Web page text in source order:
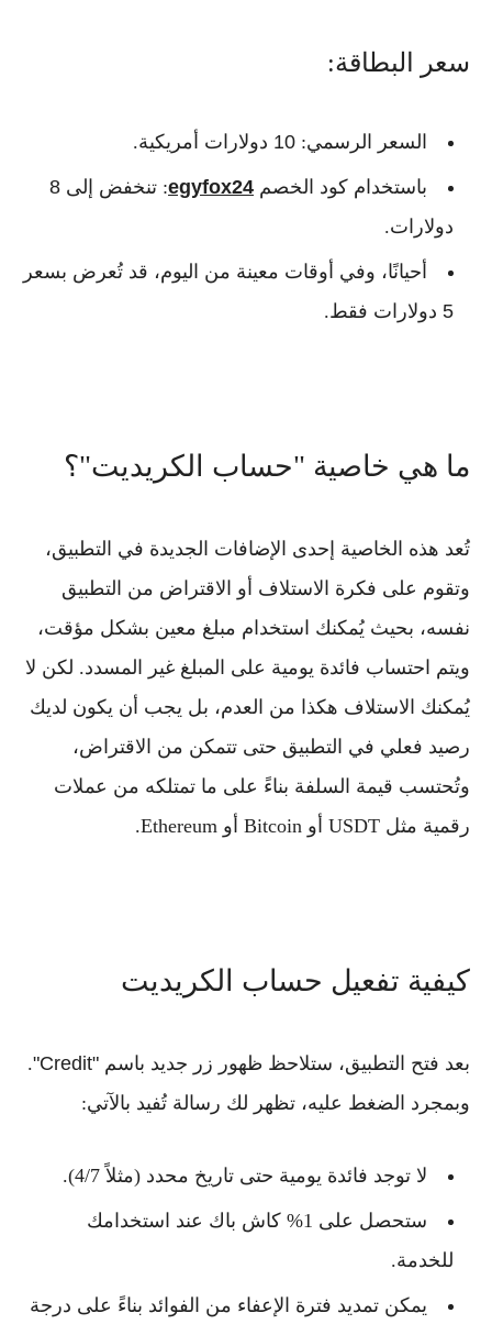
سعر البطاقة:
السعر الرسمي: 10 دولارات أمريكية .
باستخدام كود الخصم egyfox24
:
تنخفض إلى 8
دولارات.
أحيانًا، وفي أوقات معينة من اليوم، قد تُعرض بسعر
5 دولارات
فقط.
ما هي خاصية "حساب الكريديت"؟
تُعد هذه الخاصية إحدى الإضافات الجديدة في التطبيق،
وتقوم على فكرة الاستلاف أو الاقتراض من التطبيق
نفسه، بحيث يُمكنك استخدام مبلغ معين بشكل مؤقت،
ويتم احتساب فائدة يومية على المبلغ غير المسدد. لكن لا
يُمكنك الاستلاف هكذا من العدم، بل يجب أن يكون لديك
رصيد فعلي في التطبيق حتى تتمكن من الاقتراض،
وتُحتسب قيمة السلفة بناءً على ما تمتلكه من عملات
رقمية مثل USDT أو Bitcoin أو Ethereum.
كيفية تفعيل حساب الكريديت
بعد فتح التطبيق، ستلاحظ ظهور زر جديد باسم "Credit"
.
وبمجرد الضغط عليه، تظهر لك رسالة تُفيد بالآتي:
لا توجد فائدة يومية حتى تاريخ محدد (مثلاً 4/7).
ستحصل على 1% كاش باك
عند استخدامك
للخدمة.
يمكن تمديد فترة الإعفاء من الفوائد بناءً على درجة